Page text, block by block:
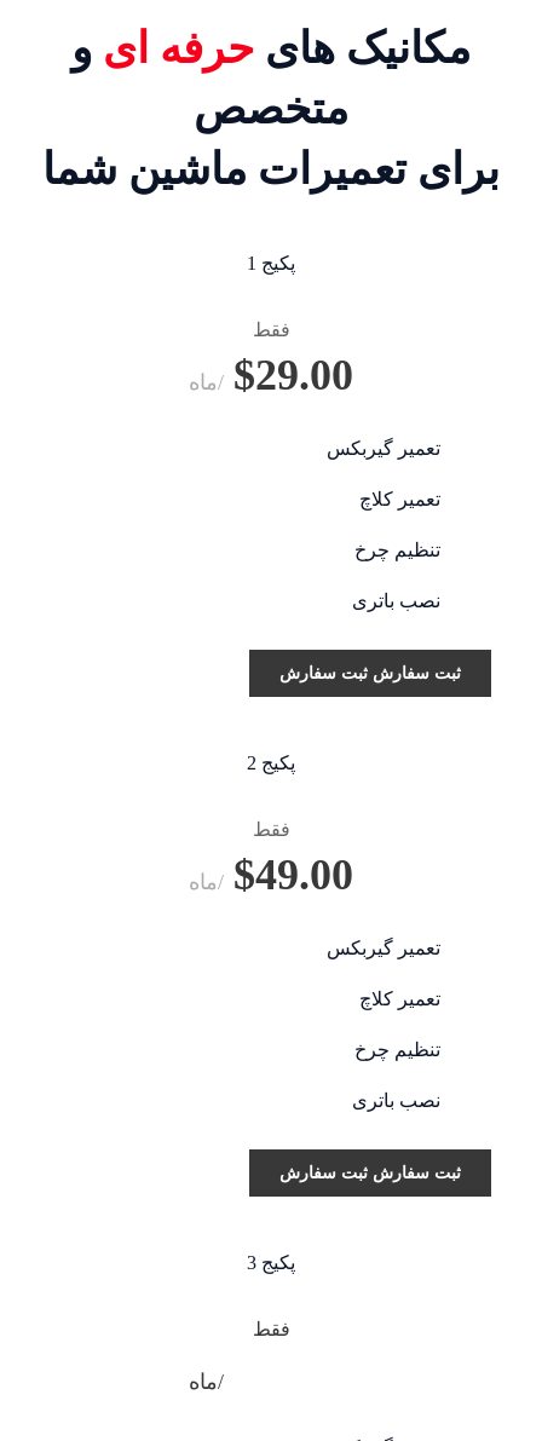
مکانیک های حرفه ای و
متخصص
برای تعمیرات ماشین شما
پکیج 1
فقط
$29.00 /ماه
تعمیر گیربکس
تعمیر کلاچ
تنظیم چرخ
نصب باتری
ثبت سفارشثبت سفارش
پکیج 2
فقط
$49.00 /ماه
تعمیر گیربکس
تعمیر کلاچ
تنظیم چرخ
نصب باتری
ثبت سفارشثبت سفارش
پکیج 3
فقط
/ماه